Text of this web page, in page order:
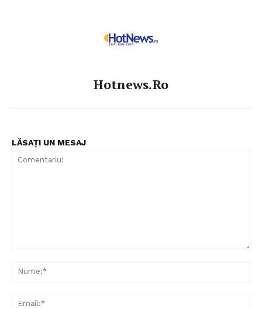
Hotnews.ro
LĂSAȚI UN MESAJ